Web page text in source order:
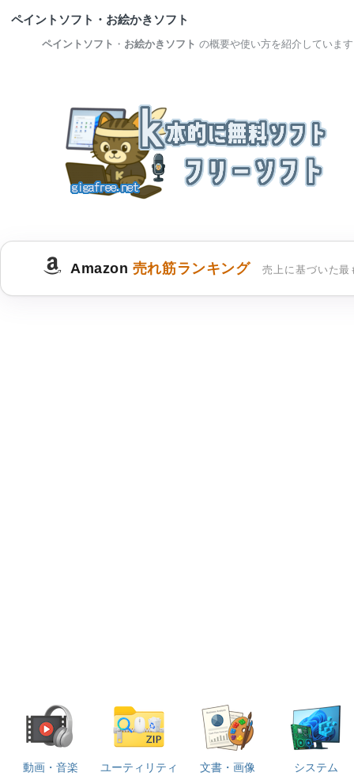
ペイントソフト・お絵かきソフト
ペイントソフト ・ お絵かきソフト の概要や使い方を紹介しています
Amazon 売れ筋ランキング 売上に基づいた最
動画・音楽 ユーティリティ 文書・画像 システム